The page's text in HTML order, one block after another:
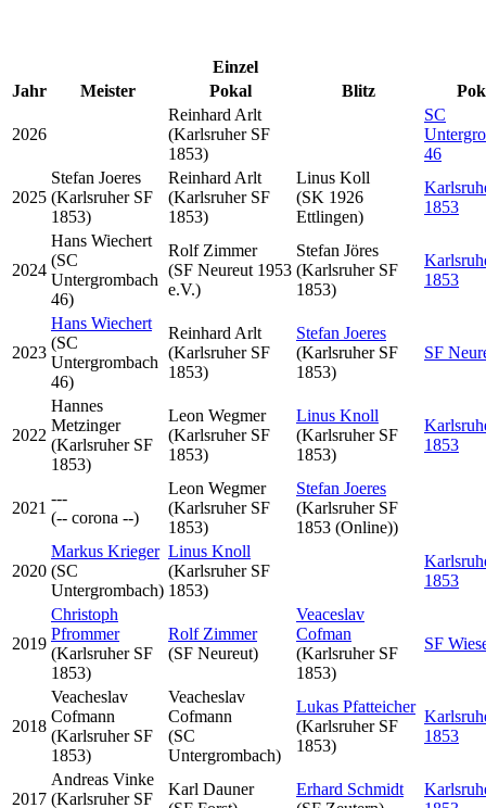
Einzel
Jahr
Meister Pokal Blitz
2026
Reinhard Arlt
(Karlsruher SF
1853)
SC
46
2025
Stefan Joeres
(Karlsruher SF
1853)
Reinhard Arlt
(Karlsruher SF
1853)
Linus Koll
(SK 1926
Ettlingen)
1853
2024
Hans Wiechert
(SC
Untergrombach
46)
Rolf Zimmer
(SF Neureut 1953
e.V.)
Stefan Jöres
(Karlsruher SF
1853)
1853
2023
Hans Wiechert
(SC
Untergrombach
46)
Reinhard Arlt
(Karlsruher SF
1853)
Stefan Joeres
(Karlsruher SF
1853)
SF
2022
Hannes
Metzinger
(Karlsruher SF
1853)
Leon Wegmer
(Karlsruher SF
1853)
Linus Knoll
(Karlsruher SF
1853)
1853
2021
---
(-- corona --)
Leon Wegmer
(Karlsruher SF
1853)
Stefan Joeres
(Karlsruher SF
1853 (Online))
2020
Markus Krieger
(SC
Untergrombach)
Linus Knoll
(Karlsruher SF
1853)
1853
2019
Christoph
Pfrommer
(Karlsruher SF
1853)
Rolf Zimmer
(SF Neureut)
Veaceslav
Cofman
(Karlsruher SF
1853)
SF
2018
Veacheslav
Cofmann
(Karlsruher SF
1853)
Veacheslav
Cofmann
(SC
Untergrombach)
Lukas Pfatteicher
(Karlsruher SF
1853)
1853
2017
Andreas Vinke
(Karlsruher SF
Karl Dauner
Erhard Schmidt